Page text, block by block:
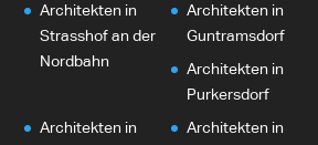
Architekten in
Strasshof an der
Nordbahn
Architekten in
Guntramsdorf
Architekten in
Purkersdorf
Architekten in
Architekten in